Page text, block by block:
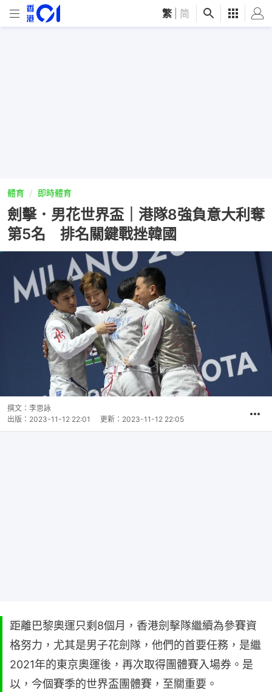
繁 简
體育 即時體育
劍擊．男花世界盃｜港隊8強負意大利奪
第5名 排名關鍵戰挫韓國
撰文： 李思詠
出版： 2023-11-12 22:01 更新： 2023-11-12 22:05
距離巴黎奧運只剩8個月，香港劍擊隊繼續為參賽資
格努力，尤其是男子花劍隊，他們的首要任務，是繼
2021年的東京奧運後，再次取得團體賽入場券。是
以，今個賽季的世界盃團體賽，至關重要。